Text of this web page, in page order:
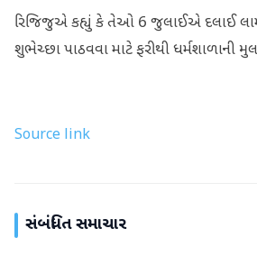
રિજિજુએ કહ્યું કે તેઓ 6 જુલાઈએ દલાઈ
શુભેચ્છા પાઠવવા માટે ફરીથી ધર્મશાળાની
Source link
સંબંધિત સમાચાર